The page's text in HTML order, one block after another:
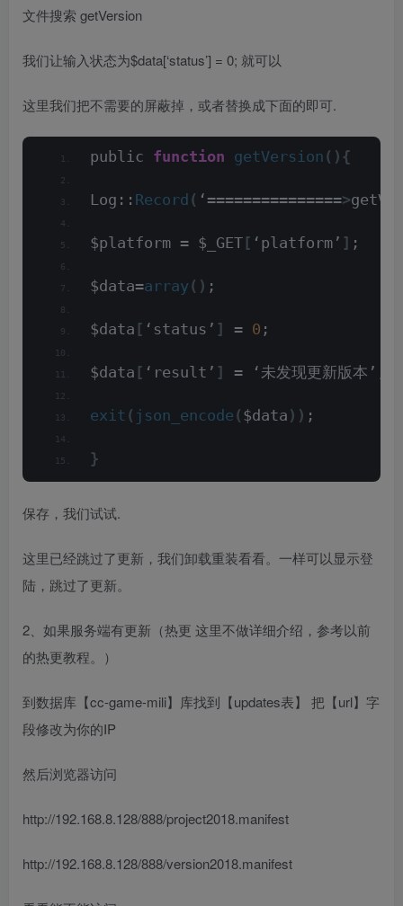
文件搜索 getVersion
我们让输入状态为$data[‘status’] = 0; 就可以
这里我们把不需要的屏蔽掉，或者替换成下面的即可.
public function getVersion (){
Log:: Record ( ‘===============>
$platform = $_GET [ ‘platform’ ] ;
$data=array () ;
$data [ ‘status’ ] = 0 ;
$data [ ‘result’ ] = ‘未发现更新版本’;
exit ( json_encode ( $data )) ;
}
保存，我们试试.
这里已经跳过了更新，我们卸载重装看看。一样可以显示登
陆，跳过了更新。
2、如果服务端有更新（热更 这里不做详细介绍，参考以前
的热更教程。）
到数据库【cc-game-mili】库找到【updates表】 把【url】字
段修改为你的IP
然后浏览器访问
http://192.168.8.128/888/project2018.manifest
http://192.168.8.128/888/version2018.manifest